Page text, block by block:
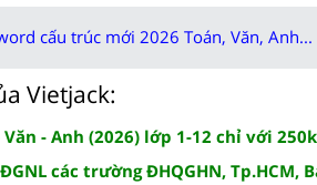
cấu trúc mới 2026 Toán, Văn,
Vietjack:
- Anh (2026) lớp 1-12 chỉ với 250k
các trường ĐHQGHN, Tp.HCM,